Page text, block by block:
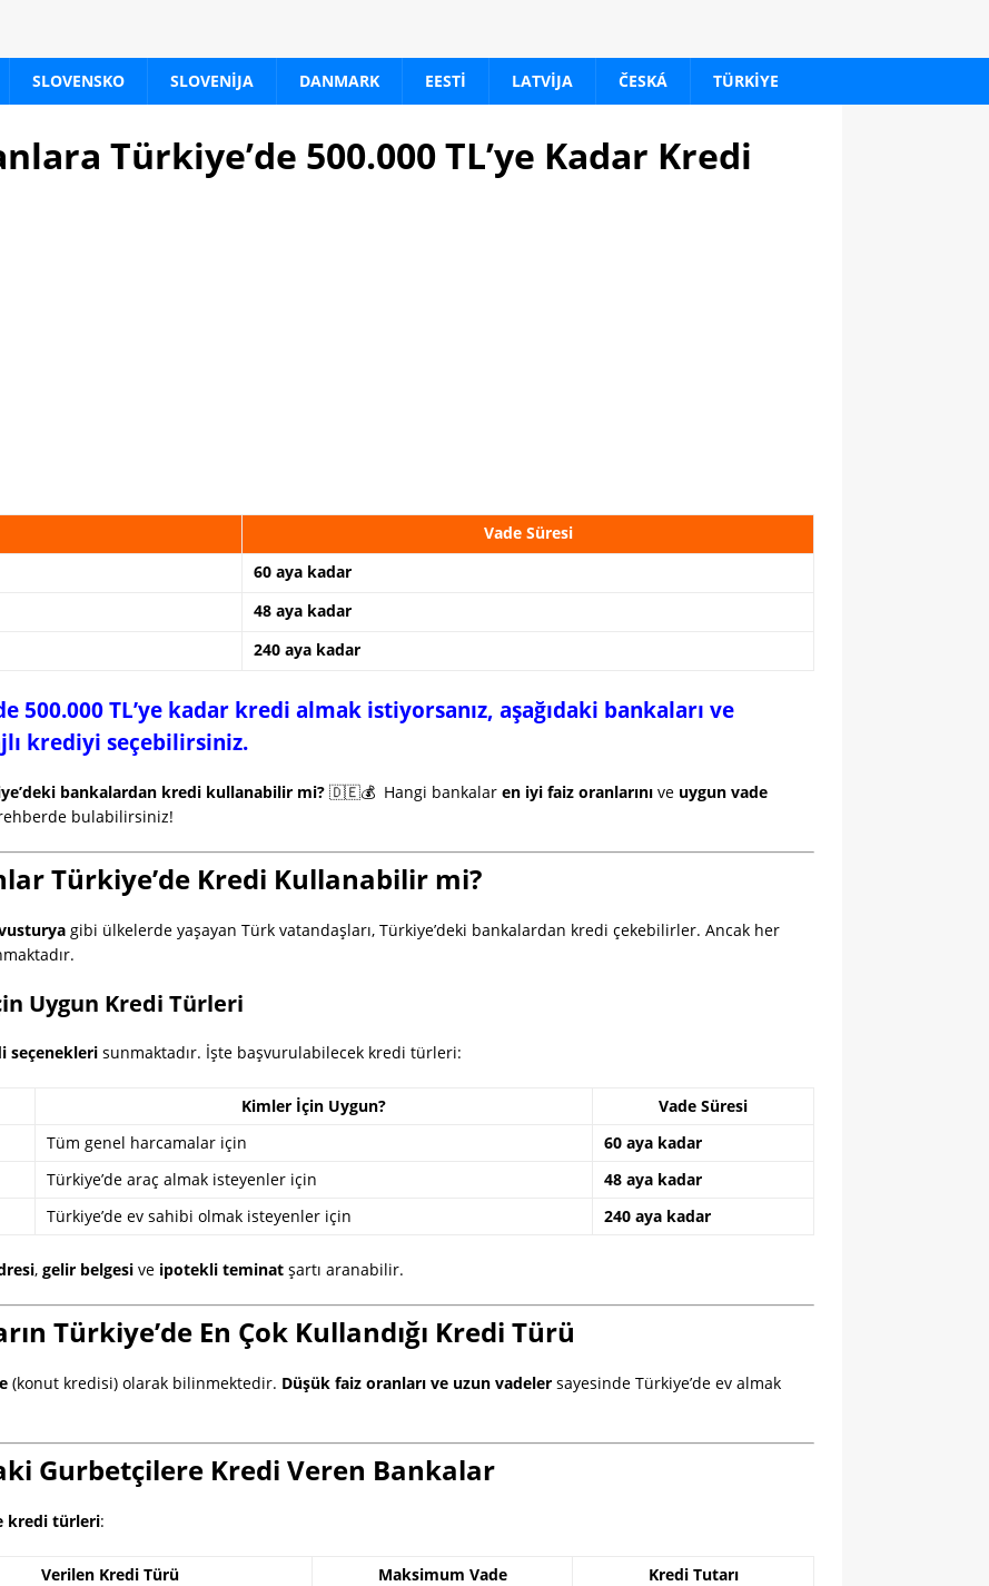
SLOVENSKO SLOVENIJA DANMARK EESTI LATVIJA ČESKÁ TÜRKIYE
Türkiye’de 500.000 TL’ye Kadar Kredi
Vade Süresi
60 aya kadar
48 aya kadar
240 aya kadar
500.000 TL’ye kadar kredi almak istiyorsanız, aşağıdaki bankaları ve
krediyi seçebilirsiniz.
bankalardan kredi kullanabilir mi? 🇩🇪💰 Hangi bankalar en iyi faiz oranlarını ve uygun vade
bulabilirsiniz!
Türkiye’de Kredi Kullanabilir mi?
gibi ülkelerde yaşayan Türk vatandaşları, Türkiye’deki bankalardan kredi çekebilirler. Ancak her
Uygun Kredi Türleri
seçenekleri sunmaktadır. İşte başvurulabilecek kredi türleri:
Kimler İçin Uygun?
Vade Süresi
Tüm genel harcamalar için
60 aya kadar
Türkiye’de araç almak isteyenler için
48 aya kadar
Türkiye’de ev sahibi olmak isteyenler için 240 aya kadar
, gelir belgesi ve ipotekli teminat şartı aranabilir.
Türkiye’de En Çok Kullandığı Kredi Türü
(konut kredisi) olarak bilinmektedir. Düşük faiz oranları ve uzun vadeler sayesinde Türkiye’de ev almak
Gurbetçilere Kredi Veren Bankalar
kredi türleri:
Verilen Kredi Türü Maksimum Vade
Kredi Tutarı